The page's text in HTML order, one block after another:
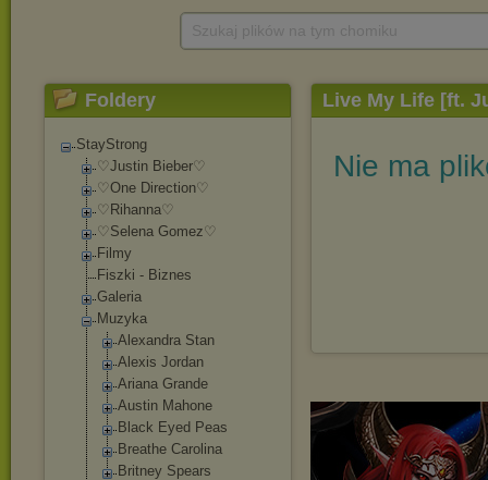
Foldery
StayStrong
♡Justin Bieber♡
♡One Direction♡
♡Rihanna♡
♡Selena Gomez♡
Filmy
Fiszki - Biznes
Galeria
Muzyka
Alexandra Stan
Alexis Jordan
Ariana Grande
Austin Mahone
Black Eyed Peas
Breathe Carolina
Britney Spears
Live My Life [ft.
Nie ma